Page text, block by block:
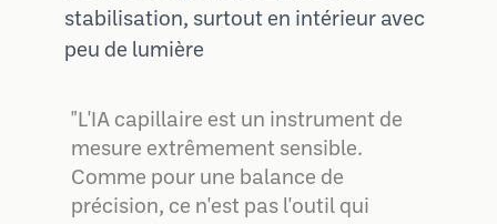
stabilisation, surtout en intérieur avec
peu de lumière
"L'IA capillaire est un instrument de
mesure extrêmement sensible.
Comme pour une balance de
précision, ce n'est pas l'outil qui